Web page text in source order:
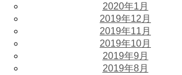
2020年1月
2019年12月
2019年11月
2019年10月
2019年9月
2019年8月